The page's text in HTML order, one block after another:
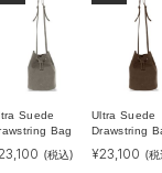
Suede
Bag
(税込)
Ultra Suede
Drawstring
¥23,100 (